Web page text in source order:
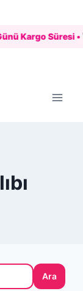
Kargo Süresi •
Ara